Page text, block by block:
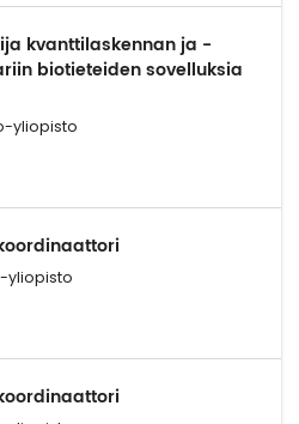
kvant­ti­las­ken­nan ja -​
bio­tie­tei­den so­vel­luk­sia
yliopisto
yliopisto